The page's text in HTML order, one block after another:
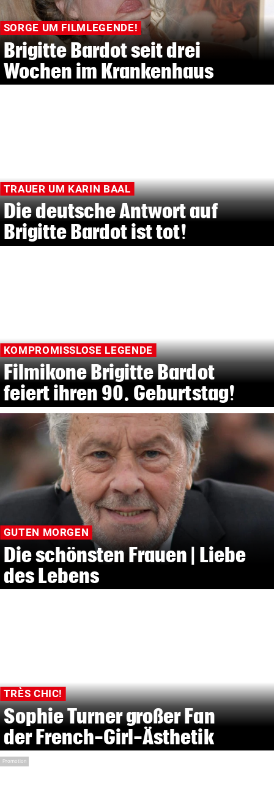
SORGE UM FILMLEGENDE!
Brigitte Bardot seit drei
Wochen im Krankenhaus
TRAUER UM KARIN BAAL
Die deutsche Antwort auf
Brigitte Bardot ist tot!
KOMPROMISSLOSE LEGENDE
Filmikone Brigitte Bardot
feiert ihren 90. Geburtstag!
GUTEN MORGEN
Die schönsten Frauen | Liebe
des Lebens
TRÈS CHIC!
Sophie Turner großer Fan
der French-Girl-Ästhetik
Promotion